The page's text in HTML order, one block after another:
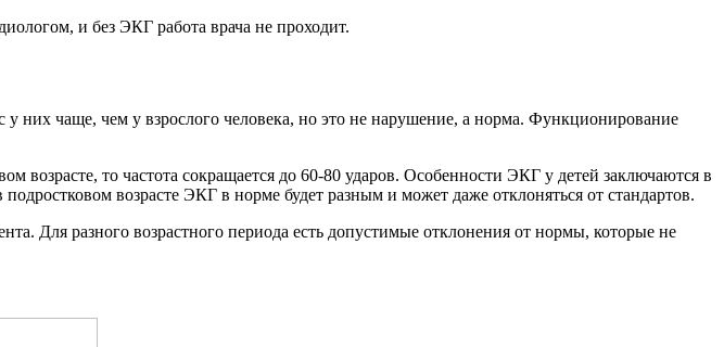
и без ЭКГ работа врача не проходит.
них чаще, чем у взрослого человека, но это не нарушение, а норма. Функционирование
возрасте, то частота сокращается до 60-80 ударов. Особенности ЭКГ у детей заключаются в
возрасте ЭКГ в норме будет разным и может даже отклоняться от стандартов.
Для разного возрастного периода есть допустимые отклонения от нормы, которые не